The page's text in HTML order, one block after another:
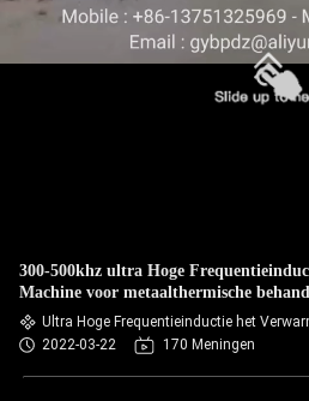
300-500khz ultra Hoge
Machine voor metaalthermische
Ultra Hoge Frequentieinductie het
2022-03-22
170 Meningen